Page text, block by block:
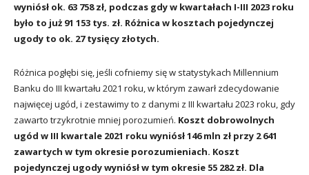
wyniósł ok. 63 758 zł, podczas gdy w kwartałach I-III 2023 roku
było to już 91 153 tys. zł. Różnica w kosztach pojedynczej
ugody to ok. 27 tysięcy złotych.
Różnica pogłębi się, jeśli cofniemy się w statystykach Millennium
Banku do III kwartału 2021 roku, w którym zawarł zdecydowanie
najwięcej ugód, i zestawimy to z danymi z III kwartału 2023 roku, gdy
zawarto trzykrotnie mniej porozumień. Koszt dobrowolnych
ugód w III kwartale 2021 roku wyniósł 146 mln zł przy 2 641
zawartych w tym okresie porozumieniach. Koszt
pojedynczej ugody wyniósł w tym okresie 55 282 zł. Dla